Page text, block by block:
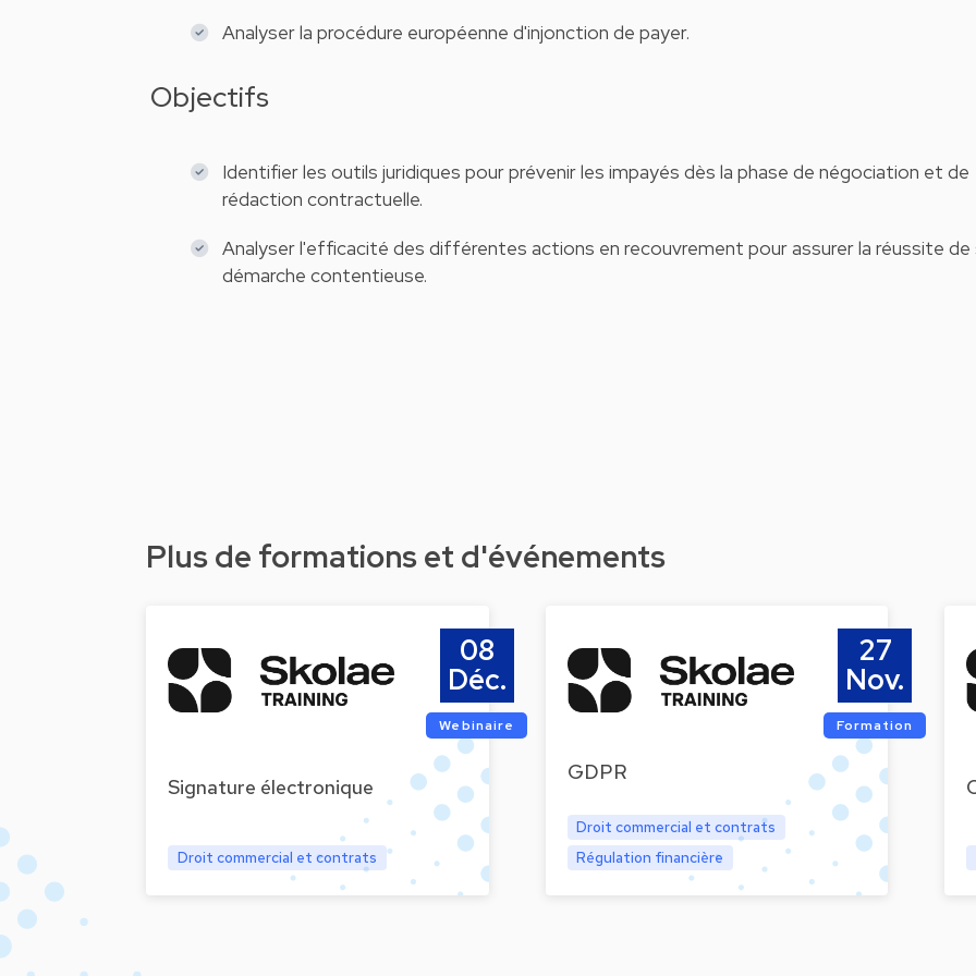
Analyser la procédure européenne d'injonction de payer.
Objectifs
Identifier les outils juridiques pour prévenir les impayés dès la phase de négociation et de
rédaction contractuelle.
Analyser l'efficacité des différentes actions en recouvrement pour assurer la réussite de
démarche contentieuse.
Plus de formations et d'événements
Signature électronique
Droit commercial et contrats
08
Déc.
Webinaire
GDPR
Droit commercial et contrats
Régulation financière
27
Nov.
Formation